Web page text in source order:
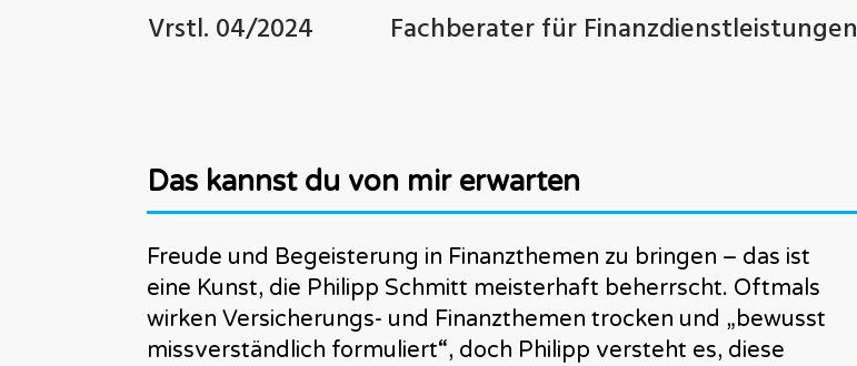
Vrstl. 04/2024
Fachberater für Finanzdienstleistungen
Das kannst du von mir erwarten
Freude und Begeisterung in Finanzthemen zu bringen – das ist
eine Kunst, die Philipp Schmitt meisterhaft beherrscht. Oftmals
wirken Versicherungs- und Finanzthemen trocken und „bewusst
missverständlich formuliert“, doch Philipp versteht es, diese